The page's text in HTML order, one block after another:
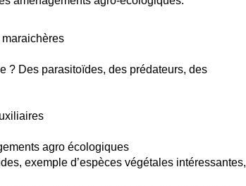
? Des parasitoïdes, des prédateurs, des
agro écologiques
exemple d’espèces végétales intéressantes,